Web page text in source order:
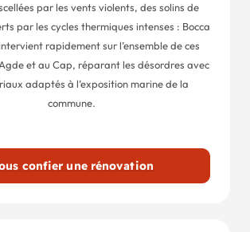
par les vents violents, des solins de
par les cycles thermiques intenses : Bocca
rapidement sur l’ensemble de ces
et au Cap, réparant les désordres avec
adaptés à l’exposition marine de la
commune.
confier une rénovation